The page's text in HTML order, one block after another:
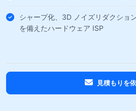
シャープ化、3D ノイズリダクショ
を備えたハードウェア ISP
見積もりを